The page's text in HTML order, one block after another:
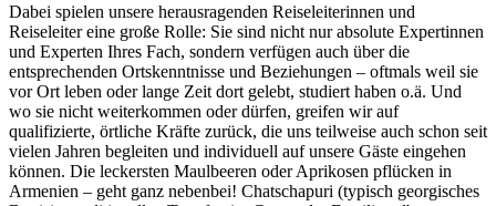
Dabei spielen unsere herausragenden Reiseleiterinnen und
Reiseleiter eine große Rolle: Sie sind nicht nur absolute Expertinnen
und Experten Ihres Fach, sondern verfügen auch über die
entsprechenden Ortskenntnisse und Beziehungen – oftmals weil sie
vor Ort leben oder lange Zeit dort gelebt, studiert haben o.ä. Und
wo sie nicht weiterkommen oder dürfen, greifen wir auf
qualifizierte, örtliche Kräfte zurück, die uns teilweise auch schon seit
vielen Jahren begleiten und individuell auf unsere Gäste eingehen
können. Die leckersten Maulbeeren oder Aprikosen pflücken in
Armenien – geht ganz nebenbei! Chatschapuri (typisch georgisches